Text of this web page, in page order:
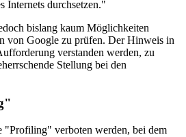
Internets durchsetzen."
bislang kaum Möglichkeiten
von Google zu prüfen. Der Hinweis in
verstanden werden, zu
Stellung bei den
"Profiling" verboten werden, bei dem